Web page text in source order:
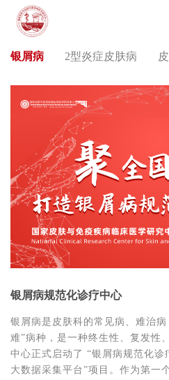
银屑病 2型炎症皮肤病
银屑病规范化诊疗中心
银屑病是皮肤科的常见病、难治
难”病种，是一种终生性、复发性
中心正式启动了 “银屑病规范化
大数据采集平台”项目。作为第一